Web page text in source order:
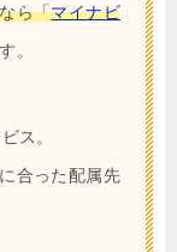
ら「マイナビ
。
ス。
合った配属先